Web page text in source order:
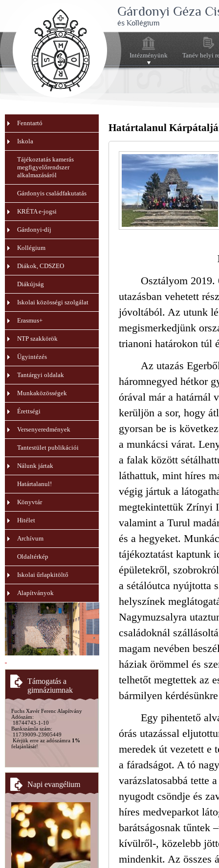
Gárdonyi Géza
és Kollégium
Intézményünk Tanév helyi
Fenntartó
Iskola
Tájékoztatás kamerás
megfigyelőrendszer
alkalmazásáról
Gárdonyis családfakutatás
KRÉTA e-jogsi
Gárdonyi-díj
Kollégium
Diákok, CDSZEO
Diákújság
Iskolai közösségi szolgálat
Erasmus+
NTP szakkörök
Ügyintézés
Tantárgyi oldalak
Munkaközösségek
Érettségi
Versenyeredmények
Tantestület publikációi
Nálunk jártak
Határtalanul!
Könyvtár
Hitélet
Archívum
Oldaltérkép
Iskolai űrlapkitöltő
Alapítványok
Támogatás a
gimnáziumnak
Fuchs Xavér Ferenc Alapítvány
Adószám:
18744743-1-10
Bankszámla szám:
11739009-23905449
Kérjük erre az adószámra 1%
felajánlását!
Napi evangélium
Határtalanul
Osztályom
utazásban vehetett
jóvoltából. Az utunk
megismerkedjünk
trianoni határokon túl
Az utazás
háromnegyed hétkor
órával már a határnál
kerüljön a sor, hogy
gyorsan be is
a munkácsi várat.
a falak között
láthattuk, mint híres
végig jártuk a
megtekintettük Zrínyi
valamint a Turul
és a hegyeket.
tájékoztatást kaptunk
épületekről,
a sétálóutca nyújtotta
helyszínek
Nagymuzsalyra
családoknál
magam nevében
háziak örömmel és
telhetőt megtettek az
bármilyen
Egy pihentető
órás utazással
meredek út vezetett e
a fáradságot. A tó
varázslatosabbá tette
nyugodt csöndje és
híres medveparkot
barátságosnak tűntek
kívülről-, közelebb
mindenkit. Az összes